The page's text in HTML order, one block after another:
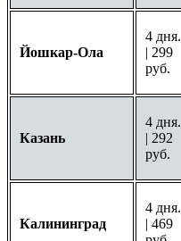
Йошкар-Ола
4 дня.
| 299
руб.
Казань
4 дня.
| 292
руб.
Калининград
4 дня.
| 469